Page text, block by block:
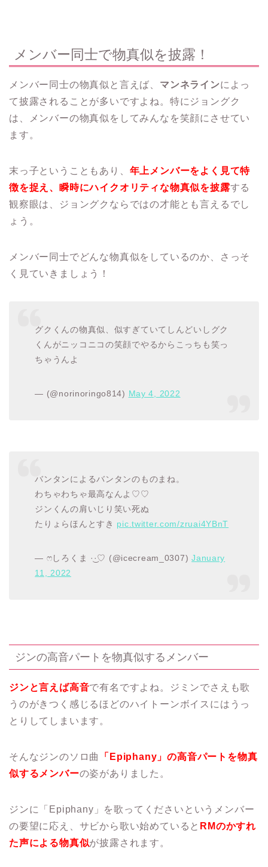
メンバー同士で物真似を披露！
メンバー同士の物真似と言えば、 マンネラインによっ
て披露されることが多いですよね。特にジョングク
は、メンバーの物真似をしてみんなを笑顔にさせてい
ます。
末っ子ということもあり、 年上メンバーをよく見て特
徴を捉え、瞬時にハイクオリティな物真似を披露する
観察眼は、ジョングクならではの才能とも言えるでし
ょう。
メンバー同士でどんな物真似をしているのか、さっそ
く見ていきましょう！
グクくんの物真似、似すぎていてしんどいしグク
くんがニッコニコの笑顔でやるからこっちも笑っ
ちゃうんよ
— (@norinoringo814) May 4, 2022
バンタンによるバンタンのものまね。
わちゃわちゃ最高なんよ♡♡
ジンくんの肩いじり笑い死ぬ
たりょらほんとすき pic.twitter.com/zruai4YBnT
— ෆしろくま ·͜·♡ (@icecream_0307)January
11, 2022
ジンの高音パートを物真似するメンバー
ジンと言えば高音で有名ですよね。ジミンでさえも歌
うのがきつく感じるほどのハイトーンボイスにはうっ
とりしてしまいます。
そんなジンのソロ曲
「Epiphany」の高音パートを物真
似するメンバーの姿がありました。
ジンに「Epiphany」を歌ってくださいというメンバー
の要望に応え、サビから歌い始めていると RMのかすれ
た声による物真似が披露されます。